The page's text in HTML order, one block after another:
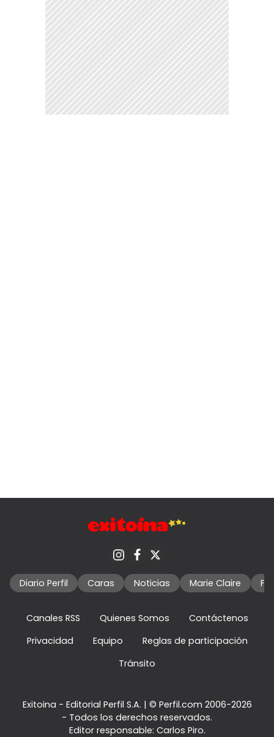
Diario Perfil Caras Noticias Marie Claire
Canales RSS Quienes Somos
Contáctenos
Privacidad
Equipo
Reglas de participación
Tránsito
Exitoina - Editorial Perfil S.A. | © Perfil.com 2006-2026
- Todos los derechos reservados.
Editor responsable: Carlos Piro.